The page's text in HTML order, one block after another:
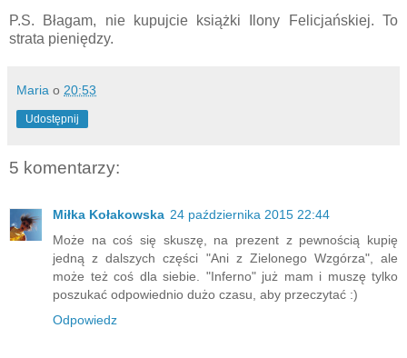
P.S. Błagam, nie kupujcie książki Ilony Felicjańskiej. To
strata pieniędzy.
Maria o 20:53
Udostępnij
5 komentarzy:
Miłka Kołakowska 24 października 2015 22:44
Może na coś się skuszę, na prezent z pewnością kupię
jedną z dalszych części "Ani z Zielonego Wzgórza", ale
może też coś dla siebie. "Inferno" już mam i muszę tylko
poszukać odpowiednio dużo czasu, aby przeczytać :)
Odpowiedz